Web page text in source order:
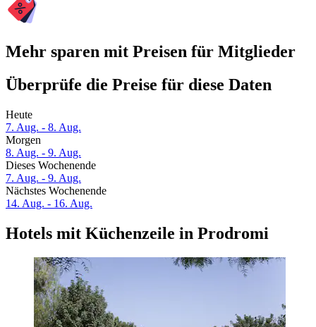
Mehr sparen mit Preisen für Mitglieder
Überprüfe die Preise für diese Daten
Heute
7. Aug. - 8. Aug.
Morgen
8. Aug. - 9. Aug.
Dieses Wochenende
7. Aug. - 9. Aug.
Nächstes Wochenende
14. Aug. - 16. Aug.
Hotels mit Küchenzeile in Prodromi